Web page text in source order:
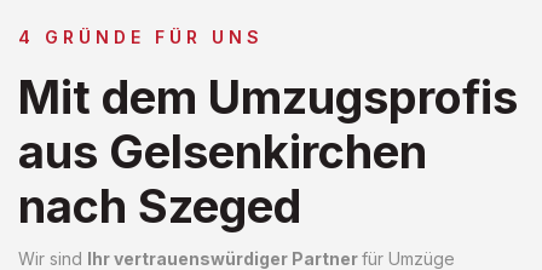
4 GRÜNDE FÜR UNS
Mit dem Umzugsprofis
aus Gelsenkirchen
nach Szeged
Wir sind Ihr vertrauenswürdiger Partnerfür Umzüge